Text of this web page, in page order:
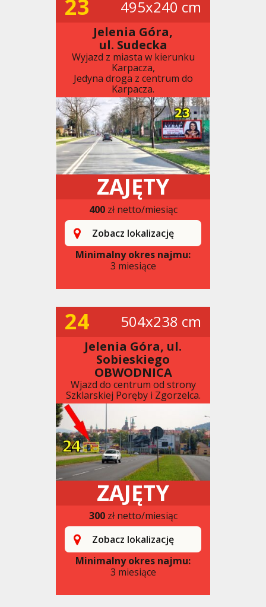
23 495x240 cm
Jelenia Góra,
ul. Sudecka
Wyjazd z miasta w kierunku
Karpacza,
Jedyna droga z centrum do
Karpacza.
ZAJĘTY
400zł netto/miesiąc
Zobacz lokalizację
Minimalny okres najmu:
3 miesiące
24 504x238 cm
Jelenia Góra, ul.
Sobieskiego
OBWODNICA
Wjazd do centrum od strony
Szklarskiej Poręby i Zgorzelca.
ZAJĘTY
300zł netto/miesiąc
Zobacz lokalizację
Minimalny okres najmu:
3 miesiące